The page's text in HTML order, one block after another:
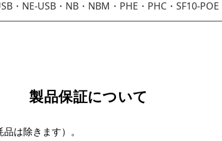
・NE-USB・NB・NBM・PHE・PHC・SF10-POE
製品保証について
は除きます）。